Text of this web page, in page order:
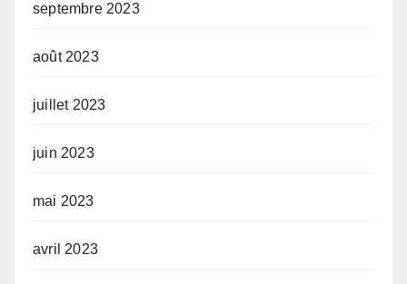
septembre 2023
août 2023
juillet 2023
juin 2023
mai 2023
avril 2023